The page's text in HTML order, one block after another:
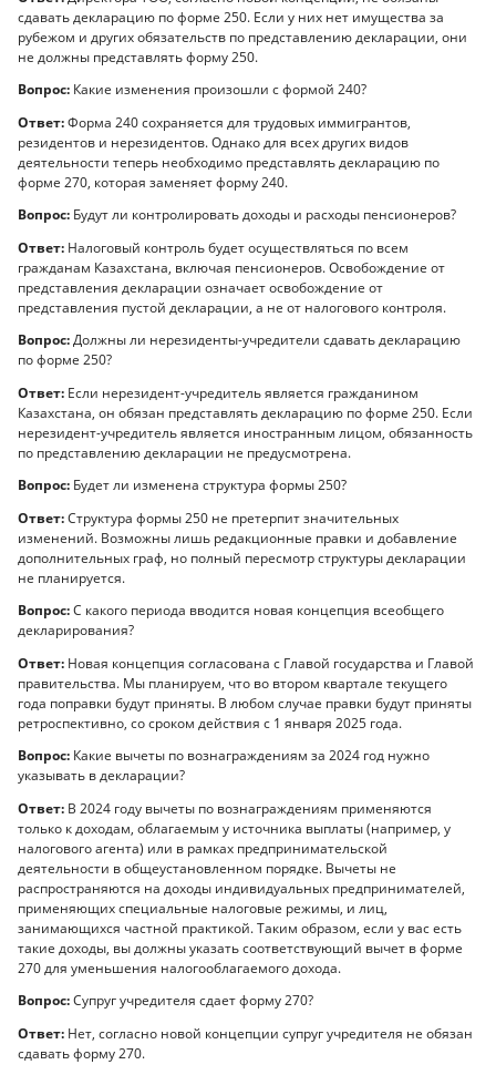
сдавать декларацию по форме 250. Если у них нет имущества за
рубежом и других обязательств по представлению декларации, они
не должны представлять форму 250.
Вопрос: Какие изменения произошли с формой 240?
Ответ:Форма 240 сохраняется для трудовых иммигрантов,
резидентов и нерезидентов. Однако для всех других видов
деятельности теперь необходимо представлять декларацию по
форме 270, которая заменяет форму 240.
Вопрос: Будут ли контролировать доходы и расходы пенсионеров?
Ответ: Налоговый контроль будет осуществляться по всем
гражданам Казахстана, включая пенсионеров. Освобождение от
представления декларации означает освобождение от
представления пустой декларации, а не от налогового контроля.
Вопрос:Должны ли нерезиденты-учредители сдавать декларацию
по форме 250?
Ответ: Если нерезидент-учредитель является гражданином
Казахстана, он обязан представлять декларацию по форме 250. Если
нерезидент-учредитель является иностранным лицом, обязанность
по представлению декларации не предусмотрена.
Вопрос: Будет ли изменена структура формы 250?
Ответ:Структура формы 250 не претерпит значительных
изменений. Возможны лишь редакционные правки и добавление
дополнительных граф, но полный пересмотр структуры декларации
не планируется.
Вопрос:С какого периода вводится новая концепция всеобщего
декларирования?
Ответ: Новая концепция согласована с Главой государства и Главой
правительства. Мы планируем, что во втором квартале текущего
года поправки будут приняты. В любом случае правки будут приняты
ретроспективно, со сроком действия с 1 января 2025 года.
Вопрос: Какие вычеты по вознаграждениям за 2024 год нужно
указывать в декларации?
Ответ: В 2024 году вычеты по вознаграждениям применяются
только к доходам, облагаемым у источника выплаты (например, у
налогового агента) или в рамках предпринимательской
деятельности в общеустановленном порядке. Вычеты не
распространяются на доходы индивидуальных предпринимателей,
применяющих специальные налоговые режимы, и лиц,
занимающихся частной практикой. Таким образом, если у вас есть
такие доходы, вы должны указать соответствующий вычет в форме
270 для уменьшения налогооблагаемого дохода.
Вопрос:Супруг учредителя сдает форму 270?
Ответ: Нет, согласно новой концепции супруг учредителя не обязан
сдавать форму 270.